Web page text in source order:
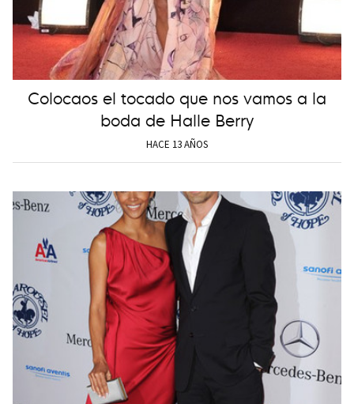
Colocaos el tocado que nos vamos a la
boda de Halle Berry
HACE 13 AÑOS